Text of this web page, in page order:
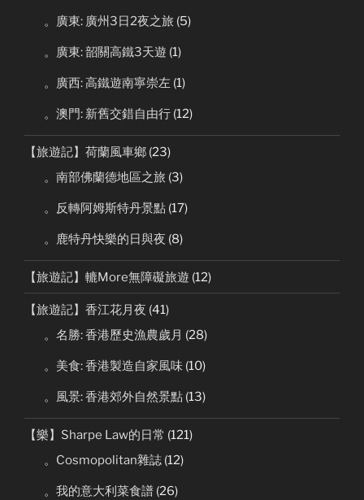
。廣東: 廣州3日2夜之旅 (5)
。廣東: 韶關高鐵3天遊 (1)
。廣西: 高鐵遊南寧崇左 (1)
。澳門: 新舊交錯自由行 (12)
【旅遊記】荷蘭風車鄉 (23)
。南部佛蘭德地區之旅 (3)
。反轉阿姆斯特丹景點 (17)
。鹿特丹快樂的日與夜 (8)
【旅遊記】轆More無障礙旅遊 (12)
【旅遊記】香江花月夜 (41)
。名勝: 香港歷史漁農歲月 (28)
。美食: 香港製造自家風味 (10)
。風景: 香港郊外自然景點 (13)
【樂】Sharpe Law的日常 (121)
。Cosmopolitan雜誌 (12)
。我的意大利菜食譜 (26)